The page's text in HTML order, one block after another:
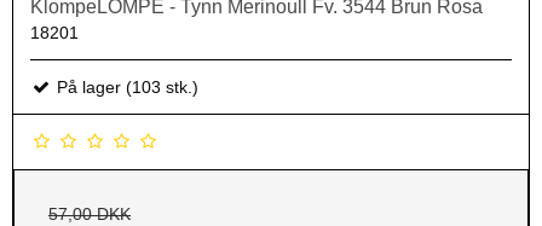
KlompeLOMPE - Tynn Merinoull Fv. 3544 Brun Rosa
18201
På lager (103 stk.)
57,00 DKK